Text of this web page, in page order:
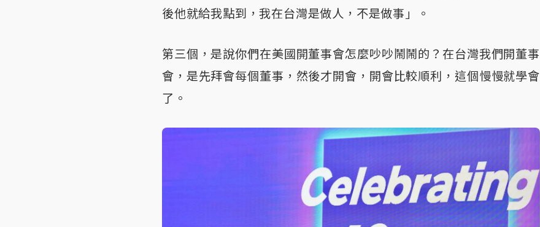
後他就給我點到，我在台灣是做人，不是做事」。
第三個，是說你們在美國開董事會怎麼吵吵鬧鬧的？在台灣我們開董事
會，是先拜會每個董事，然後才開會，開會比較順利，這個慢慢就學會
了。